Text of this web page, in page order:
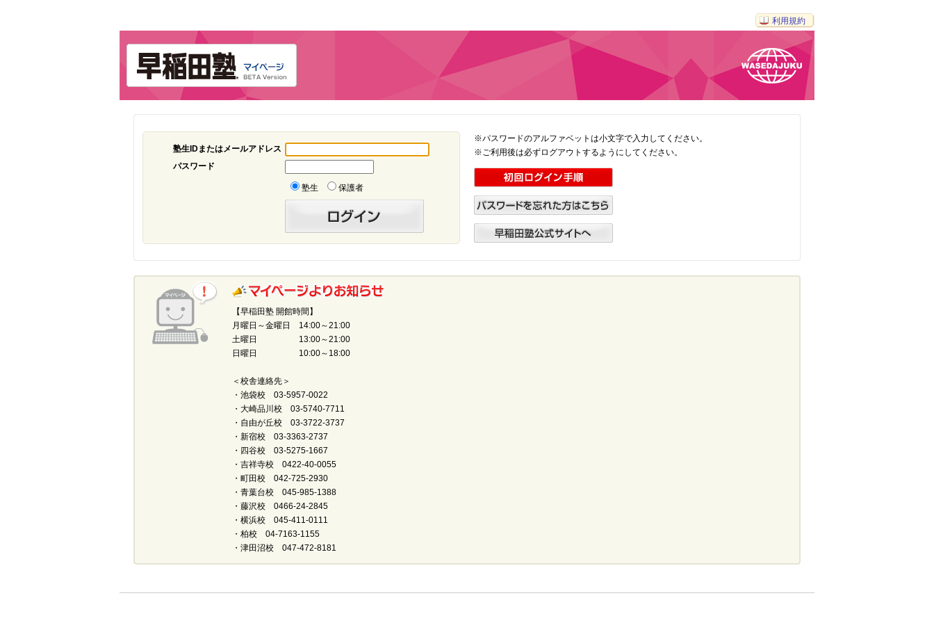
利用規約
塾生IDまたはメールアドレス
パスワード
塾生 保護者
※パスワードのアルファベットは小文字で入力してください。
※ご利用後は必ずログアウトするようにしてください。
【早稲田塾 開館時間】
月曜日～金曜日 14:00～21:00
土曜日 13:00～21:00
日曜日 10:00～18:00
＜校舎連絡先＞
・池袋校 03-5957-0022
・大崎品川校 03-5740-7711
・自由が丘校 03-3722-3737
・新宿校 03-3363-2737
・四谷校 03-5275-1667
・吉祥寺校 0422-40-0055
・町田校 042-725-2930
・青葉台校 045-985-1388
・藤沢校 0466-24-2845
・横浜校 045-411-0111
・柏校 04-7163-1155
・津田沼校 047-472-8181